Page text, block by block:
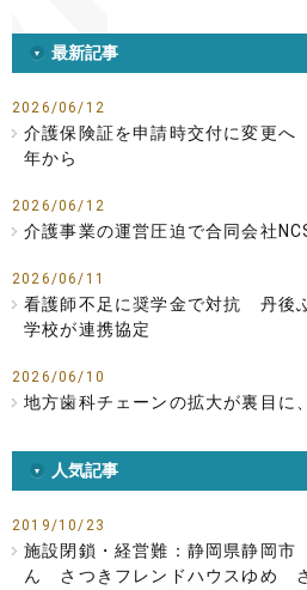
最新記事
2026/06/12
介護保険証を申請時交付に変更
年から
2026/06/12
介護事業の運営圧迫で合同会社
2026/06/11
看護師不足に奨学金で対抗 丹後
学校が連携協定
2026/06/10
地方歯科チェーンの拡大が裏目に
人気記事
2019/10/23
施設閉鎖・経営難：静岡県静岡
ん さつきフレンドハウスゆめ